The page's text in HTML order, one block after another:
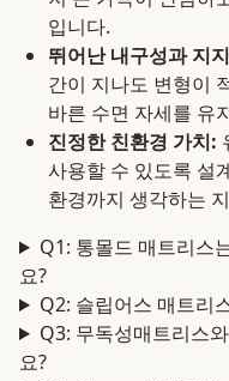
입니다.
뛰어난 내구성과 지
간이 지나도 변형이
바른 수면 자세를 유
진정한 친환경 가치:
사용할 수 있도록 설
환경까지 생각하는
Q1: 통몰드 매트리스
요?
Q2: 슬립어스 매트리
Q3: 무독성매트리스
요?